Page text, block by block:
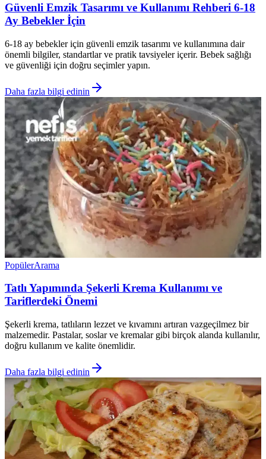
Güvenli Emzik Tasarımı ve Kullanımı Rehberi 6-18
Ay Bebekler İçin
6-18 ay bebekler için güvenli emzik tasarımı ve kullanımına dair
önemli bilgiler, standartlar ve pratik tavsiyeler içerir. Bebek sağlığı
ve güvenliği için doğru seçimler yapın.
Daha fazla bilgi edinin
PopülerArama
Tatlı Yapımında Şekerli Krema Kullanımı ve
Tariflerdeki Önemi
Şekerli krema, tatlıların lezzet ve kıvamını artıran vazgeçilmez bir
malzemedir. Pastalar, soslar ve kremalar gibi birçok alanda kullanılır,
doğru kullanım ve kalite önemlidir.
Daha fazla bilgi edinin